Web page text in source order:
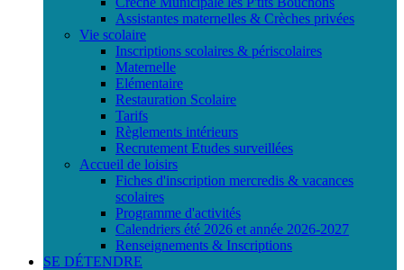
Assistantes maternelles & Crèches privées
Vie scolaire
Inscriptions scolaires & périscolaires
Maternelle
Elémentaire
Restauration Scolaire
Tarifs
Règlements intérieurs
Recrutement Etudes surveillées
Accueil de loisirs
Fiches d'inscription mercredis & vacances
scolaires
Programme d'activités
Calendriers été 2026 et année 2026-2027
Renseignements & Inscriptions
SE DÉTENDRE